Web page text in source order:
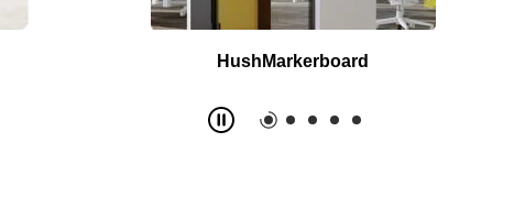
HushMarkerboard